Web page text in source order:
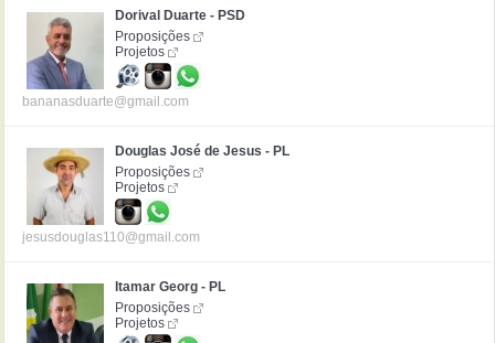
Dorival Duarte - PSD
Proposições
Projetos
bananasduarte@gmail.com
Douglas José de Jesus - PL
Proposições
Projetos
jesusdouglas110@gmail.com
Itamar Georg - PL
Proposições
Projetos